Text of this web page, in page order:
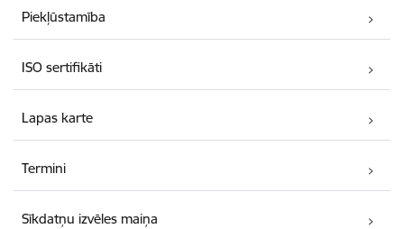
Piekļūstamība
ISO sertifikāti
Lapas karte
Termini
Sīkdatņu izvēles maiņa